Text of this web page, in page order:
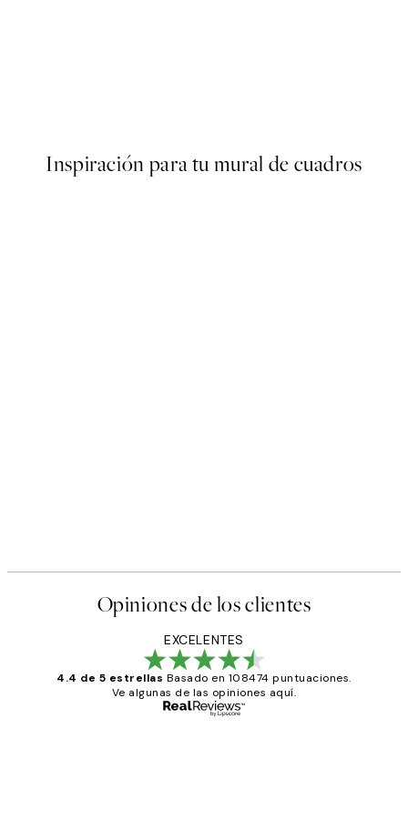
Inspiración para tu mural de cuadros
Opiniones de los clientes
EXCELENTES
4.4 de 5 estrellas Basado en 108474 puntuaciones.
Ve algunas de las opiniones aquí.